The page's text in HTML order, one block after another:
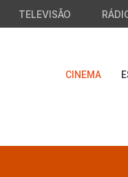
TELEVISÃO
CINEMA